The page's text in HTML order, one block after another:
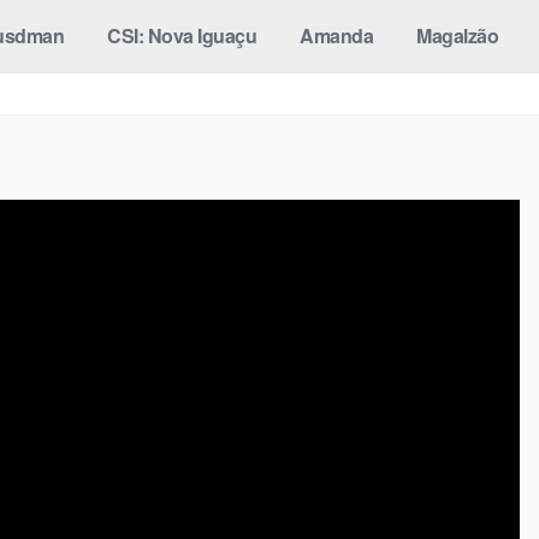
CSI: Nova Iguaçu Amanda Magalzão